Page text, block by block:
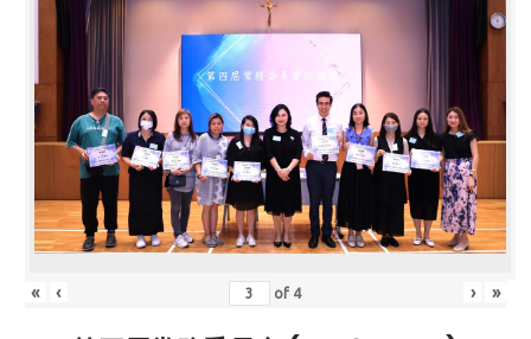
« ‹ of 4 › »